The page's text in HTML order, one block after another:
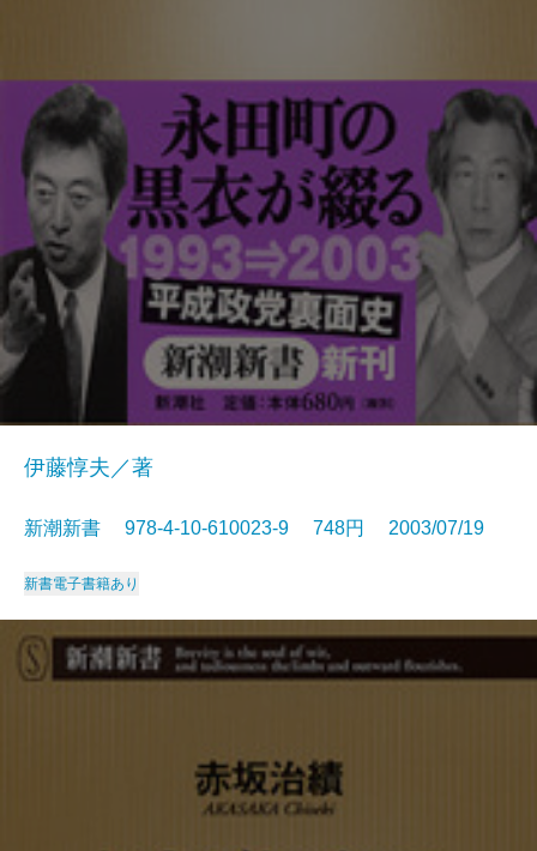
伊藤惇夫／著
新潮新書 978-4-10-610023-9 748円 2003/07/19
新書電子書籍あり